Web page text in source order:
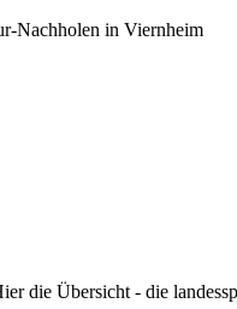
die Übersicht - die